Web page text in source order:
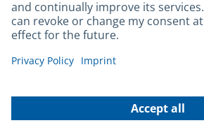
Barrierefreiheit
Leichte Sprache
Gebärdensprache
Kontakt